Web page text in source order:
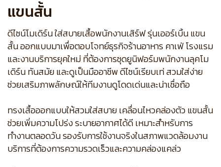
แขนสั้น
ดีไซน์โมเดิร์น ใส่สบายเสื้อพนักงานเสิร์ฟ รุ่นเออร์เบิ้น แขน
สั้น ออกแบบมาเพื่อตอบโจทย์ธุรกิจร้านอาหาร คาเฟ่ โรงแรม
และงานบริการยุคใหม่ ที่ต้องการชุดยูนิฟอร์มพนักงานลุคโม
เดิร์น ทันสมัย และดูเป็นมืออาชีพ ดีไซน์เรียบเท่ สวมใส่ง่าย
ช่วยเสริมภาพลักษณ์ให้ทีมงานดูโดดเด่นและน่าเชื่อถือ
ทรงเสื้อออกแบบให้สวมใส่สบาย เคลื่อนไหวคล่องตัว แขนสั้น
ช่วยเพิ่มความโปร่ง ระบายอากาศได้ดี เหมาะสำหรับการ
ทำงานตลอดวัน รองรับการใช้งานจริงในสภาพแวดล้อมงาน
บริการที่ต้องการความรวดเร็วและความคล่องแคล่ว